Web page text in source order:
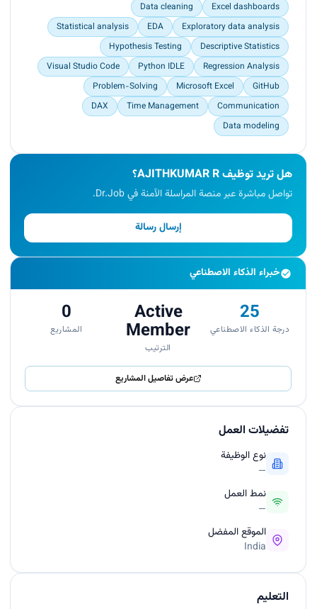
Excel dashboards
Data cleaning
Exploratory data analysis
EDA
Statistical analysis
Descriptive Statistics
Hypothesis Testing
Regression Analysis
Python IDLE
Visual Studio Code
GitHub
Microsoft Excel
Problem-Solving
Communication
Time Management
DAX
Data modeling
هل تريد توظيف AJITHKUMAR R؟
تواصل مباشرة عبر منصة المراسلة الآمنة في Dr.Job.
إرسال رسالة
خبراء الذكاء الاصطناعي
25
درجة الذكاء الاصطناعي
Active
Member
الترتيب
0
المشاريع
عرض تفاصيل المشاريع
تفضيلات العمل
نوع الوظيفة
—
نمط العمل
—
الموقع المفضل
India
التعليم